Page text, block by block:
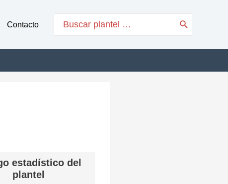
Contacto
for:
estadístico del
plantel